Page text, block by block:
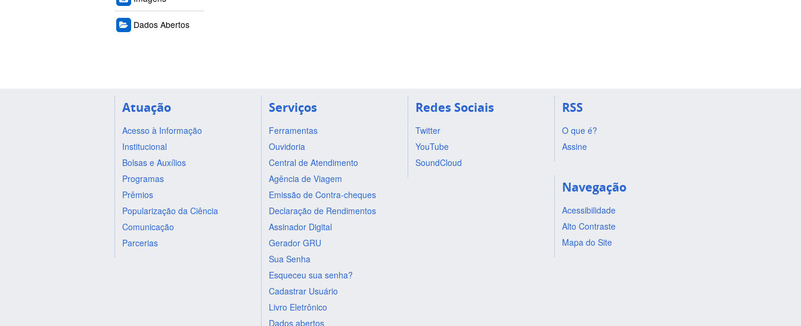
Dados Abertos
Atuação
Acesso à Informação
Institucional
Bolsas e Auxílios
Programas
Prêmios
Popularização da Ciência
Comunicação
Parcerias
Serviços
Ferramentas
Ouvidoria
Central de Atendimento
Agência de Viagem
Emissão de Contra-cheques
Declaração de Rendimentos
Assinador Digital
Gerador GRU
Sua Senha
Esqueceu sua senha?
Cadastrar Usuário
Livro Eletrônico
Dados abertos
Redes Sociais
Twitter
YouTube
SoundCloud
RSS
O que é?
Assine
Navegação
Acessibilidade
Alto Contraste
Mapa do Site